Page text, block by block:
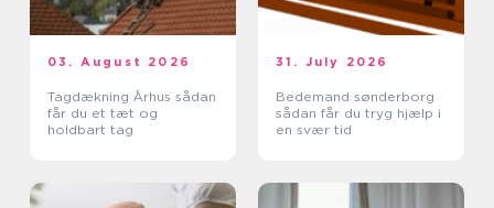
03. August 2026
Tagdækning Århus sådan
får du et tæt og
holdbart tag
31. July 2026
Bedemand sønderborg
sådan får du tryg hjælp i
en svær tid